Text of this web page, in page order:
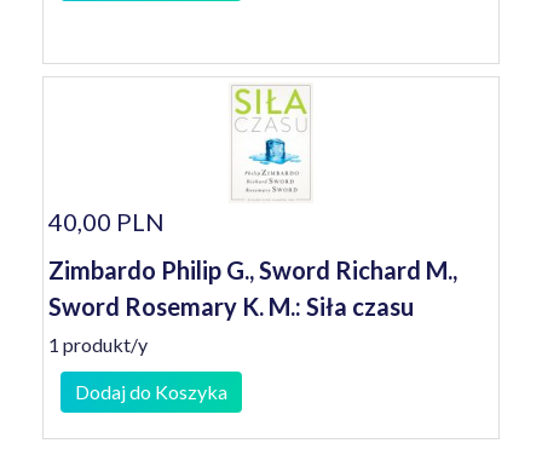
40,00 PLN
Zimbardo Philip G., Sword Richard M.,
Sword Rosemary K. M.: Siła czasu
1 produkt/y
Dodaj do Koszyka